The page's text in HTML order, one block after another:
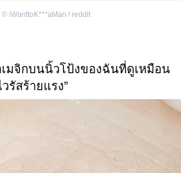
© iWanttoK***aMan / reddit
เมจิกบนนิ้วโป้งของฉันที่ดูเหมือน
รัสร้ายแรง”